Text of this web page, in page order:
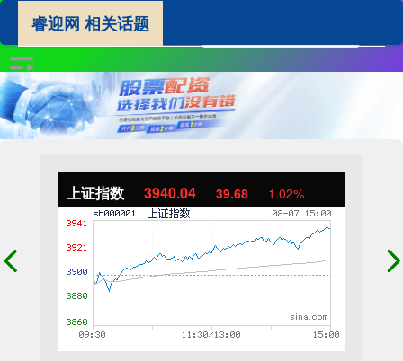
上证指数 3940.04 39.68 1.02%
睿迎网 相关话题